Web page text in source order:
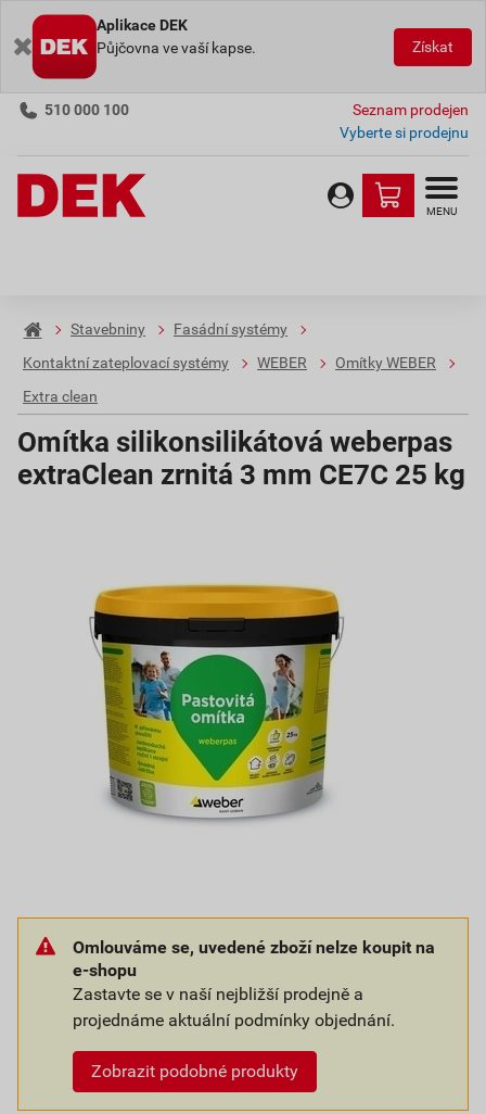
Aplikace DEK
Půjčovna ve vaší kapse.
Získat
510 000 100
Seznam prodejen
Vyberte si prodejnu
MENU
Stavebniny
Fasádní systémy
Kontaktní zateplovací systémy
WEBER
Omítky WEBER
Extra clean
Omítka silikonsilikátová weberpas
extraClean zrnitá 3 mm CE7C 25 kg
Omlouváme se, uvedené zboží nelze koupit na
e-shopu
Zastavte se v naší nejbližší prodejně a
projednáme aktuální podmínky objednání.
Zobrazit podobné produkty